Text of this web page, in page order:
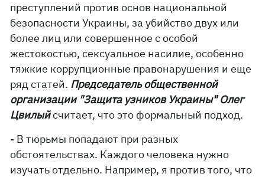
преступлений против основ национальной
безопасности Украины, за убийство двух или
более лиц или совершенное с особой
жестокостью, сексуальное насилие, особенно
тяжкие коррупционные правонарушения и еще
ряд статей. Председатель общественной
организации "Защита узников Украины" Олег
Цвилыйсчитает, что это формальный подход.
- В тюрьмы попадают при разных
обстоятельствах. Каждого человека нужно
изучать отдельно. Например, я против того, что